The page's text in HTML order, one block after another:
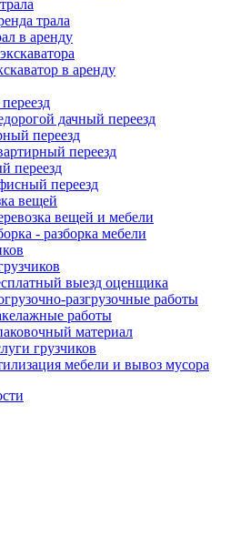
трала
в аренду
в аренду
дачный переезд
переезд
переезд
переезд
переезд
вещей
вещей и мебели
- разборка мебели
выезд оценщика
разгрузочные работы
работы
материал
грузчиков
мебели и вывоз мусора